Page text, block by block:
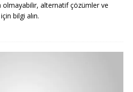
olmayabilir, alternatif çözümler ve
bilgi alın.